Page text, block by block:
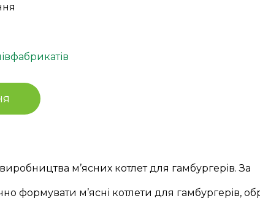
м’ясних котлет для гамбургерів. За
формувати м’ясні котлети для гамбургерів,